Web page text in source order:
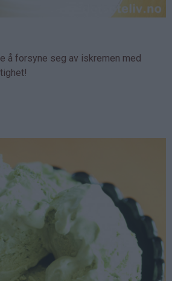
å forsyne seg av iskremen med